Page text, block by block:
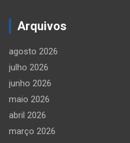
Arquivos
agosto 2026
julho 2026
junho 2026
maio 2026
abril 2026
março 2026